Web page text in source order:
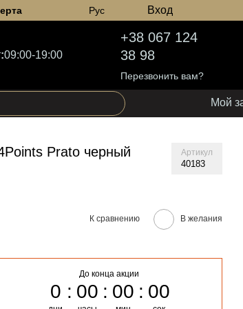
Рус Вход
:09:00-19:00
+38 067 124
38 98
Перезвонить вам?
Мой
Prato черный Артикул
40183
К сравнению В желания
До конца акции
0 00 00 00